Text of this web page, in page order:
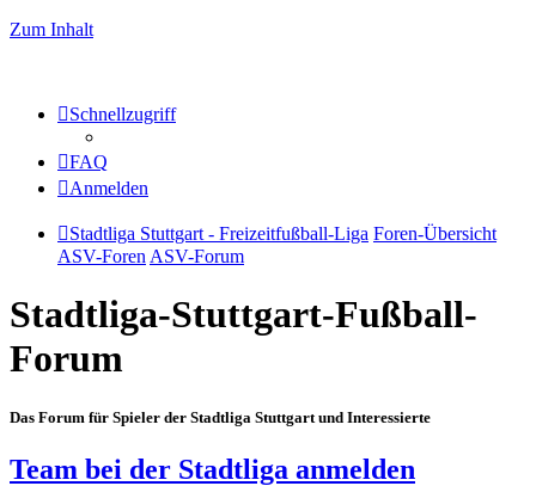
Zum Inhalt
Schnellzugriff
FAQ
Anmelden
Stadtliga Stuttgart - Freizeitfußball-Liga Foren-Übersicht
ASV-Foren ASV-Forum
Stadtliga-Stuttgart-Fußball-
Forum
Das Forum für Spieler der Stadtliga Stuttgart und Interessierte
Team bei der Stadtliga anmelden